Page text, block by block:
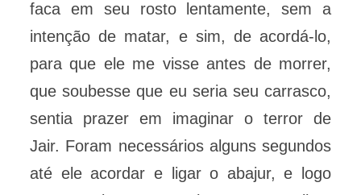
faca em seu rosto lentamente, sem a
intenção de matar, e sim, de acordá-lo,
para que ele me visse antes de morrer,
que soubesse que eu seria seu carrasco,
sentia prazer em imaginar o terror de
Jair. Foram necessários alguns segundos
até ele acordar e ligar o abajur, e logo